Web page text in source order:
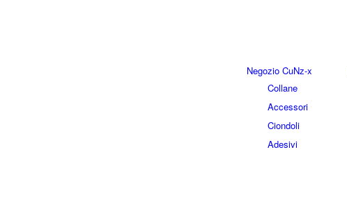
Negozio CuNz-x
Collane
Accessori
Ciondoli
Adesivi